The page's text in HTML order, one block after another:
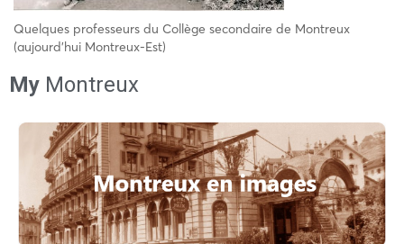
Quelques professeurs du Collège secondaire de Montreux
(aujourd’hui Montreux-Est)
My Montreux